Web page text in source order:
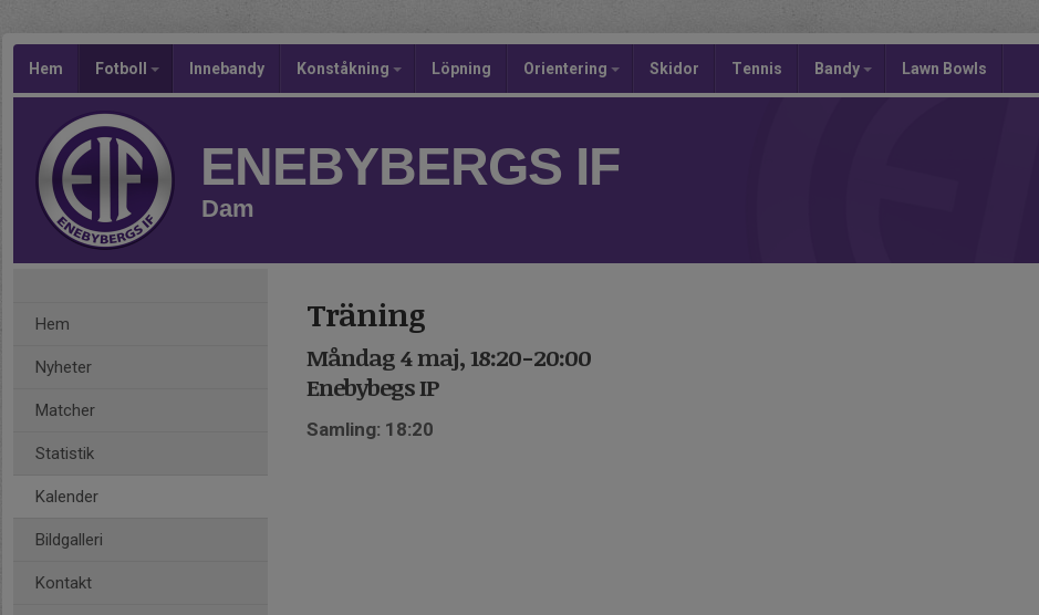
Hem Fotboll Innebandy Konståkning Löpning Orientering Skidor Tennis Bandy Lawn Bowls
ENEBYBERGS IF
Dam
Hem
Nyheter
Matcher
Statistik
Kalender
Bildgalleri
Kontakt
Träning
Måndag 4 maj, 18:20-20:00
Enebybegs IP
Samling: 18:20